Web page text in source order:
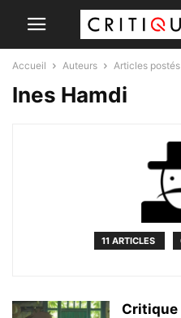
Accueil Auteurs Articles
Ines Hamdi
11 ARTICLES
Critique